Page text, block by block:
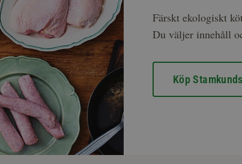
Färskt ekologiskt
Du väljer innehåll
Köp